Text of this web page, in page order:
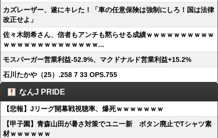
カズレーザー、遂にキレた！「車の任意保険は強制にしろ！国は法律
改正せよ」
佐々木朗希さん、信者もアンチも黙らせる成績ｗｗｗｗｗｗｗｗｗｗ
ｗｗｗｗｗｗｗｗｗｗｗｗｗｗ...
モスバーガー営業利益-52.9%、マクドナルド営業利益+15.2%
石川たかや（25）.258 7 33 OPS.755
なんJ PRIDE
【悲報】Jリーグ開幕戦視聴率、爆死ｗｗｗｗｗｗｗ
【甲子園】青森山田が暑さ対策でユニ一新 ボタン廃止でTシャツ素
材ｗｗｗｗｗｗ